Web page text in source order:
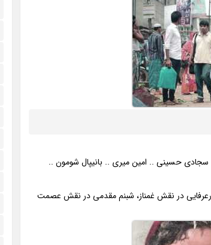
سجادی حسینی .. امین میری .. بانیپال شومون ..
در نقش غمناز، شبنم مقدمی در نقش عصمت